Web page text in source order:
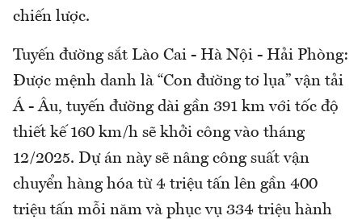
chiến lược.
Tuyến đường sắt Lào Cai - Hà Nội - Hải Phòng:
Được mệnh danh là “Con đường tơ lụa” vận tải
Á - Âu, tuyến đường dài gần 391 km với tốc độ
thiết kế 160 km/h sẽ khởi công vào tháng
12/2025. Dự án này sẽ nâng công suất vận
chuyển hàng hóa từ 4 triệu tấn lên gần 400
triệu tấn mỗi năm và phục vụ 334 triệu hành